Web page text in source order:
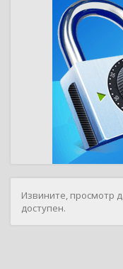
Извините, просмотр
доступен.